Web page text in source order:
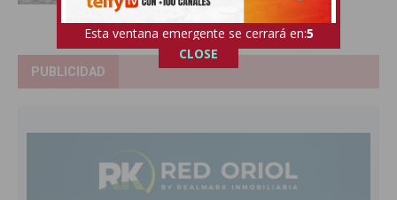
09/06/2026
PUBLICIDAD
Esta ventana emergente se cerrará en:4
CLOSE